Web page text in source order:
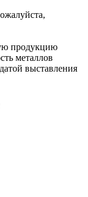
продукцию
металлов
выставления